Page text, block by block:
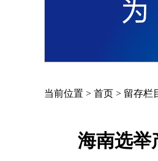
当前位置 > 首页 > 留存栏
海南选举